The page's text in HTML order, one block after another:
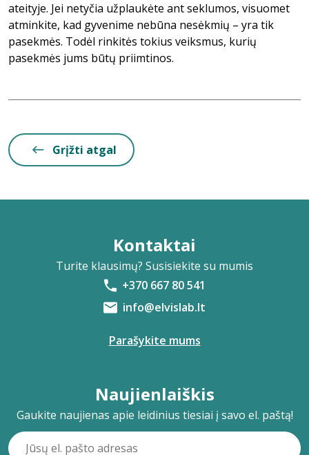
ateityje. Jei netyčia užplaukėte ant seklumos, visuomet
atminkite, kad gyvenime nebūna nesėkmių – yra tik
pasekmės. Todėl rinkitės tokius veiksmus, kurių
pasekmės jums būtų priimtinos.
Grįžti atgal
Kontaktai
Turite klausimų? Susisiekite su mumis
+370 667 80 541
info@elvislab.lt
Parašykite mums
Naujienlaiškis
Gaukite naujienas apie leidinius tiesiai į savo el. paštą!